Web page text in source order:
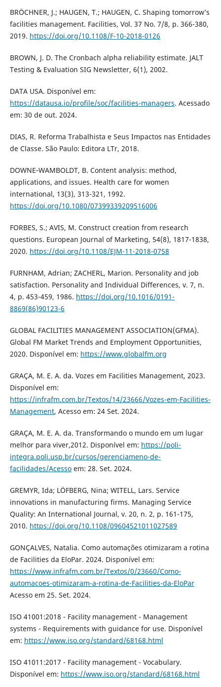
BRÖCHNER, J.; HAUGEN, T.; HAUGEN, C. Shaping tomorrow’s
facilities management. Facilities, Vol. 37 No. 7/8, p. 366-380,
2019. https://doi.org/10.1108/F-10-2018-0126
BROWN, J. D. The Cronbach alpha reliability estimate. JALT
Testing & Evaluation SIG Newsletter, 6(1), 2002.
DATA USA. Disponível em:
https://datausa.io/profile/soc/facilities-managers. Acessado
em: 30 de out. 2024.
DIAS, R. Reforma Trabalhista e Seus Impactos nas Entidades
de Classe. São Paulo: Editora LTr, 2018.
DOWNE‐WAMBOLDT, B. Content analysis: method,
applications, and issues. Health care for women
international, 13(3), 313-321, 1992.
https://doi.org/10.1080/07399339209516006
FORBES, S.; AVIS, M. Construct creation from research
questions. European Journal of Marketing, 54(8), 1817-1838,
2020. https://doi.org/10.1108/EJM-11-2018-0758
FURNHAM, Adrian; ZACHERL, Marion. Personality and job
satisfaction. Personality and Individual Differences, v. 7, n.
4, p. 453-459, 1986. https://doi.org/10.1016/0191-
8869(86)90123-6
GLOBAL FACILITIES MANAGEMENT ASSOCIATION(GFMA).
Global FM Market Trends and Employment Opportunities,
2020. Disponível em: https://www.globalfm.org
GRAÇA, M. E. A. da. Vozes em Facilities Management, 2023.
Disponível em:
https://infrafm.com.br/Textos/14/23666/Vozes-em-Facilities-
Management, Acesso em: 24 Set. 2024.
GRAÇA, M. E. A. da. Transformando o mundo em um lugar
melhor para viver,2012. Disponível em: https://poli-
integra.poli.usp.br/cursos/gerenciameno-de-
facilidades/Acessoem: 28. Set. 2024.
GREMYR, Ida; LÖFBERG, Nina; WITELL, Lars. Service
innovations in manufacturing firms. Managing Service
Quality: An International Journal, v. 20, n. 2, p. 161-175,
2010. https://doi.org/10.1108/09604521011027589
GONÇALVES, Natalia. Como automações otimizaram a rotina
de Facilities da EloPar. 2024. Disponível em:
https://www.infrafm.com.br/Textos/0/23660/Como-
automacoes-otimizaram-a-rotina-de-Facilities-da-EloPar
Acesso em 25. Set. 2024.
ISO 41001:2018 - Facility management - Management
systems - Requirements with guidance for use. Disponível
em: https://www.iso.org/standard/68168.html
ISO 41011:2017 - Facility management - Vocabulary.
Disponível em: https://www.iso.org/standard/68168.html